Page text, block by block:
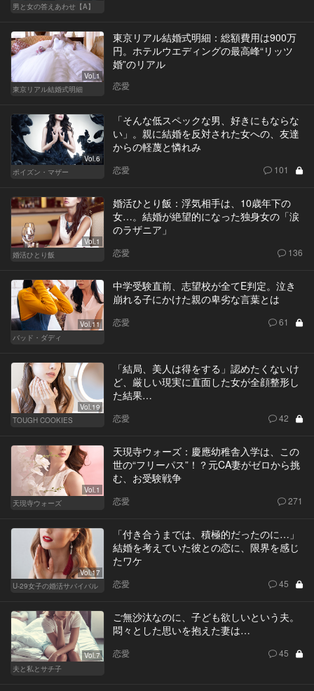
男と女の答えあわせ【A】
Vol.1
東京リアル結婚式明細
東京リアル結婚式明細：総額費用は900万
円。ホテルウエディングの最高峰“リッツ
婚”のリアル
恋愛
Vol.6
ポイズン・マザー
「そんな低スペックな男、好きにもならな
い」。親に結婚を反対された女への、友達
からの軽蔑と憐れみ
恋愛 101
Vol.1
婚活ひとり飯
婚活ひとり飯：浮気相手は、10歳年下の
女…。結婚が絶望的になった独身女の「涙
のラザニア」
恋愛 136
Vol.11
バッド・ダディ
中学受験直前、志望校が全てE判定。泣き
崩れる子にかけた親の卑劣な言葉とは
恋愛 61
Vol.19
TOUGH COOKIES
「結局、美人は得をする」認めたくないけ
ど、厳しい現実に直面した女が全顔整形し
た結果…
恋愛 42
Vol.1
天現寺ウォーズ
天現寺ウォーズ：慶應幼稚舎入学は、この
世の“フリーパス”！？元CA妻がゼロから挑
む、お受験戦争
恋愛 271
Vol.17
U-29女子の婚活サバイバル
「付き合うまでは、積極的だったのに…」
結婚を考えていた彼との恋に、限界を感じ
たワケ
恋愛 45
Vol.7
夫と私とサチ子
ご無沙汰なのに、子ども欲しいという夫。
悶々とした思いを抱えた妻は…
恋愛 45